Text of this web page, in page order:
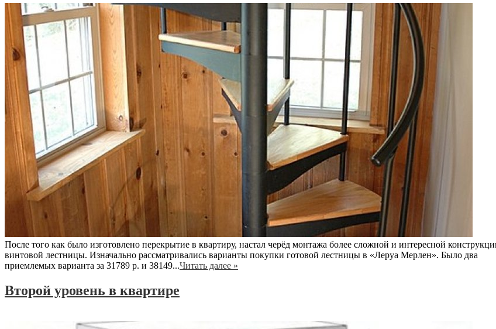
После того как было изготовлено перекрытие в квартиру, настал черёд монтажа более сложной и интересной
винтовой лестницы. Изначально рассматривались варианты покупки готовой лестницы в «Леруа Мерлен». Было два
приемлемых варианта за 31789 р. и 38149...Читать далее »
Второй уровень в квартире